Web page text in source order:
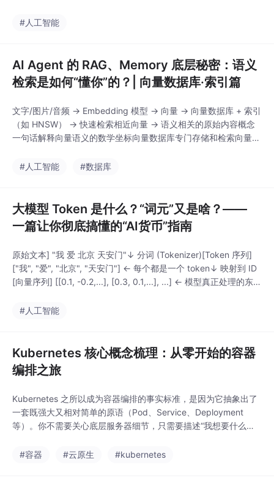
幅等）将填入输入框，用户只需替换{theme}占位符点击生成即
#人工智能
AI Agent 的 RAG、Memory 底层秘密：语义
检索是如何“懂你”的？| 向量数据库·索引篇
文字/图片/音频 → Embedding 模型 → 向量 → 向量数据库 + 索引
（如 HNSW） → 快速检索相近向量 → 语义相关的原始内容概念
一句话解释向量语义的数学坐标向量数据库专门存储和检索向量的
语义检索根据含义而非关键词查找内容在 RAG 中检索知识片段辅
#人工智能 #数据库
大模型 Token 是什么？“词元”又是啥？——
一篇让你彻底搞懂的“AI货币”指南
原始文本] "我 爱 北京 天安门"↓ 分词 (Tokenizer)[Token 序列]
["我", "爱", "北京", "天安门"] ← 每个都是一个 token↓ 映射到 ID
[向量序列] [[0.1, -0.2,...], [0.3, 0.1,...], ...] ← 模型真正处理的东西
词根、标点、数字串。上下文长度模型一次
#人工智能
Kubernetes 核心概念梳理：从零开始的容器
编排之旅
Kubernetes 之所以成为容器编排的事实标准，是因为它抽象出了
一套既强大又相对简单的原语（Pod、Service、Deployment
等）。你不需要关心底层服务器细节，只需要描述“我想要什么样
一个能自动管理容器应用的大型自动化系统，你通过 YAML 告诉
#容器 #云原生 #kubernetes